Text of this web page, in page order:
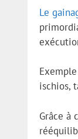
Le
ischios,
Grâce à